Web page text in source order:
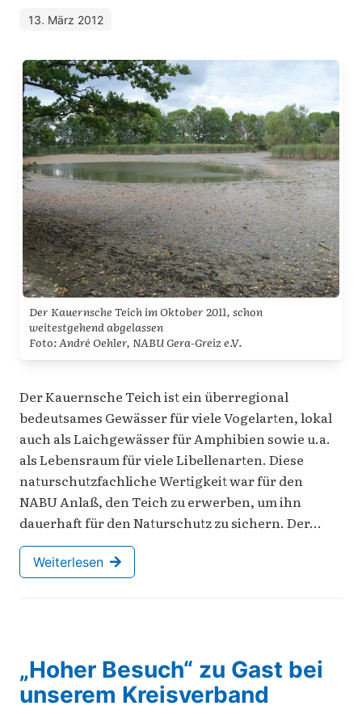
13. März 2012
Der Kauernsche Teich im Oktober 2011, schon
weitestgehend abgelassen
Foto: André Oehler, NABU Gera-Greiz e.V.
Der Kauernsche Teich ist ein überregional
bedeutsames Gewässer für viele Vogelarten, lokal
auch als Laichgewässer für Amphibien sowie u.a.
als Lebensraum für viele Libellenarten. Diese
naturschutzfachliche Wertigkeit war für den
NABU Anlaß, den Teich zu erwerben, um ihn
dauerhaft für den Naturschutz zu sichern. Der…
Weiterlesen
„Hoher Besuch“ zu Gast bei
unserem Kreisverband